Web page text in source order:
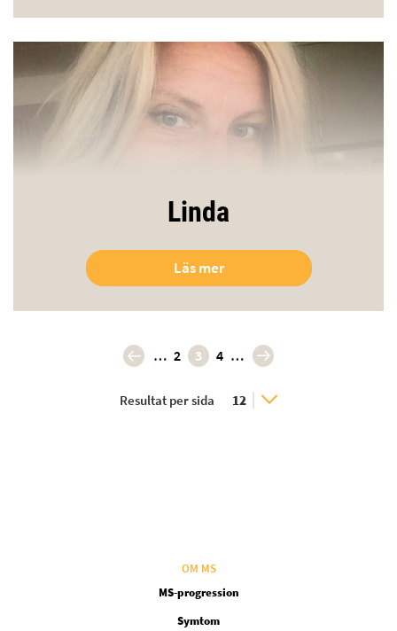
Linda
Läs mer
« First
… 2 3 4 …
Last »
Resultat per sida
OM MS
MS-progression
Symtom